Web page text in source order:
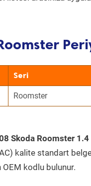
Seri
Roomster
Skoda Roomster 1.4
kalite standart
OEM kodlu bulunur.